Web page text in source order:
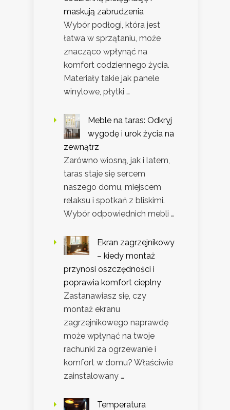
maskują zabrudzenia
Wybór podłogi, która jest
łatwa w sprzątaniu, może
znacząco wpłynąć na
komfort codziennego życia.
Materiały takie jak panele
winylowe, płytki …
Meble na taras: Odkryj
wygodę i urok życia na
zewnątrz
Zarówno wiosną, jak i latem,
taras staje się sercem
naszego domu, miejscem
relaksu i spotkań z bliskimi.
Wybór odpowiednich mebli …
Ekran zagrzejnikowy
– kiedy montaż
przynosi oszczędności i
poprawia komfort cieplny
Zastanawiasz się, czy
montaż ekranu
zagrzejnikowego naprawdę
może wpłynąć na twoje
rachunki za ogrzewanie i
komfort w domu? Właściwie
zainstalowany …
Temperatura